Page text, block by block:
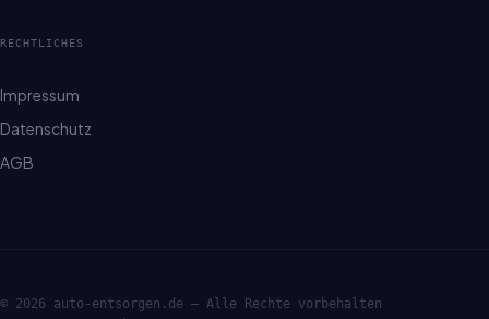
RECHTLICHES
Impressum
Datenschutz
AGB
© 2026 auto-entsorgen.de — Alle Rechte vorbehalten